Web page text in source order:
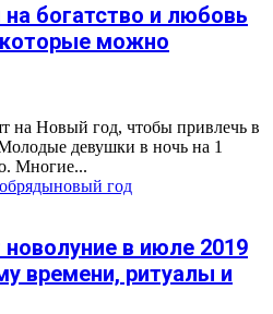
богатство и любовь
можно
на Новый год, чтобы привлечь в
девушки в ночь на 1
Многие...
обрядыновый год
в июле 2019
времени, ритуалы и